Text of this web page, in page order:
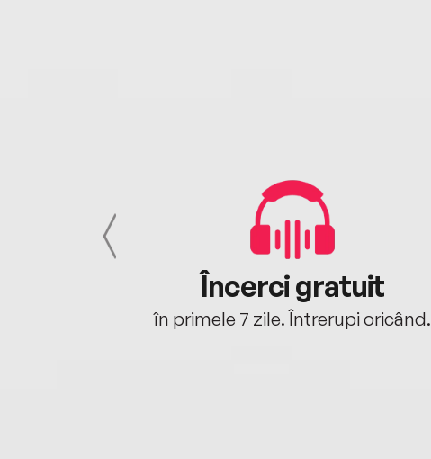
Încerci gratuit
în primele 7 zile. Întrerupi oricând.